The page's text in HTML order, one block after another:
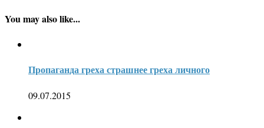
You may also like...
Пропаганда греха страшнее греха личного
09.07.2015